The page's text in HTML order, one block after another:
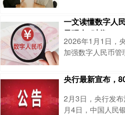
分猛然拉涨超
能谈出成果的期
市场传闻起伏的
为本周初的市场
一文读懂数字人
子现金”时代
2026年1月1日，
加强数字人民币
能数字资产”时代
现金”，今天就一
能，以及和我们
人民币到底是什么
央行最新宣布，
2月3日，央行发
月4日，中国人民